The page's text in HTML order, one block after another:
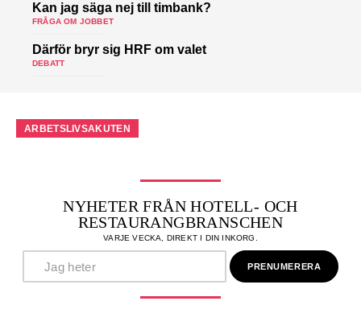
Kan jag säga nej till timbank?
FRÅGA OM JOBBET
Därför bryr sig HRF om valet
DEBATT
ARBETSLIVSAKUTEN
NYHETER FRÅN HOTELL- OCH
RESTAURANGBRANSCHEN
VARJE VECKA, DIREKT I DIN INKORG.